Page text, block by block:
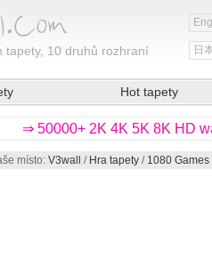
tapety, 10 druhů rozhraní
日
Hot tapety
⇒ 50000+ 2K 4K 5K 8K HD
místo: V3wall / Hra tapety / 1080